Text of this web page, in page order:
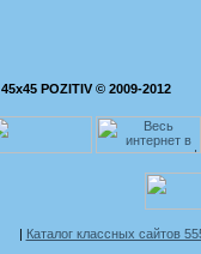
45x45 POZITIV © 2009-2012
Каталог классных сайтов